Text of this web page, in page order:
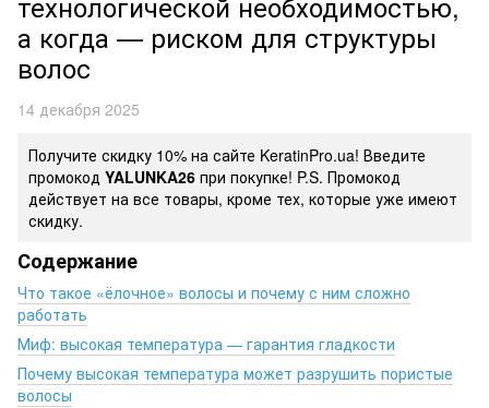
а когда — риском для структуры
волос
14 декабря 2025
Получите скидку 10% на сайте KeratinPro.ua! Введите
промокод YALUNKA26 при покупке! P.S. Промокод
действует на все товары, кроме тех, которые уже имеют
скидку.
Содержание
Что такое «ёлочное» волосы и почему с ним сложно
работать
Миф: высокая температура — гарантия гладкости
Почему высокая температура может разрушить пористые
волосы